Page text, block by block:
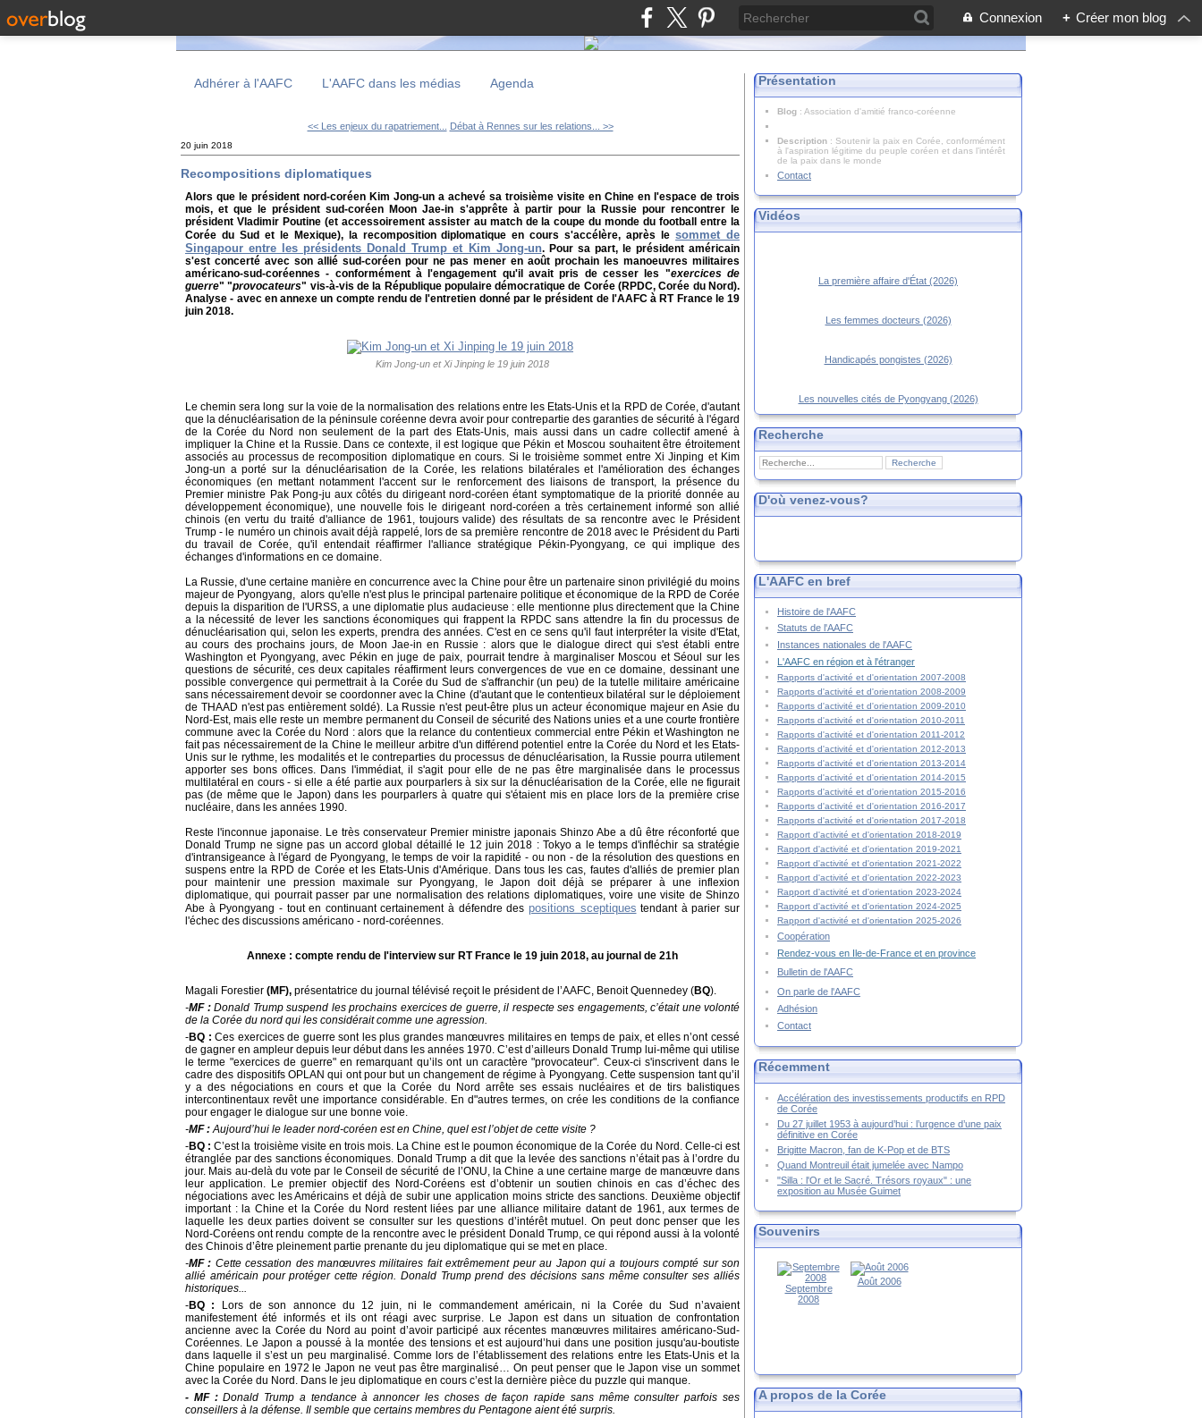
Connexion + Créer mon blog
Adhérer à l'AAFC L'AAFC dans les médias Agenda
<< Les enjeux du rapatriement... Débat à Rennes sur les relations... >>
20 juin 2018
Recompositions diplomatiques
Alors que le président nord-coréen Kim Jong-un a achevé sa troisième visite en Chine en l'espace de trois
mois, et que le président sud-coréen Moon Jae-in s'apprête à partir pour la Russie pour rencontrer le
président Vladimir Poutine (et accessoirement assister au match de la coupe du monde du football entre la
Corée du Sud et le Mexique), la recomposition diplomatique en cours s'accélère, après lesommet de
Singapour entre les présidents Donald Trump et Kim Jong-un. Pour sa part, le président américain
s'est concerté avec son allié sud-coréen pour ne pas mener en août prochain les manoeuvres militaires
américano-sud-coréennes - conformément à l'engagement qu'il avait pris de cesser les "exercices de
guerre" "provocateurs" vis-à-vis de la République populaire démocratique de Corée (RPDC, Corée du Nord).
Analyse - avec en annexe un compte rendu de l'entretien donné par le président de l'AAFC à RT France le 19
juin 2018.
Kim Jong-un et Xi Jinping le 19 juin 2018
Le chemin sera long sur la voie de la normalisation des relations entre les Etats-Unis et la RPD de Corée, d'autant
que la dénucléarisation de la péninsule coréenne devra avoir pour contrepartie des garanties de sécurité à l'égard
de la Corée du Nord non seulement de la part des Etats-Unis, mais aussi dans un cadre collectif amené à
impliquer la Chine et la Russie. Dans ce contexte, il est logique que Pékin et Moscou souhaitent être étroitement
associés au processus de recomposition diplomatique en cours. Si le troisième sommet entre Xi Jinping et Kim
Jong-un a porté sur la dénucléarisation de la Corée, les relations bilatérales et l'amélioration des échanges
économiques (en mettant notamment l'accent sur le renforcement des liaisons de transport, la présence du
Premier ministre Pak Pong-ju aux côtés du dirigeant nord-coréen étant symptomatique de la priorité donnée au
développement économique), une nouvelle fois le dirigeant nord-coréen a très certainement informé son allié
chinois (en vertu du traité d'alliance de 1961, toujours valide) des résultats de sa rencontre avec le Président
Trump - le numéro un chinois avait déjà rappelé, lors de sa première rencontre de 2018 avec le Président du Parti
du travail de Corée, qu'il entendait réaffirmer l'alliance stratégique Pékin-Pyongyang, ce qui implique des
échanges d'informations en ce domaine.
La Russie, d'une certaine manière en concurrence avec la Chine pour être un partenaire sinon privilégié du moins
majeur de Pyongyang, alors qu'elle n'est plus le principal partenaire politique et économique de la RPD de Corée
depuis la disparition de l'URSS, a une diplomatie plus audacieuse : elle mentionne plus directement que la Chine
a la nécessité de lever les sanctions économiques qui frappent la RPDC sans attendre la fin du processus de
dénucléarisation qui, selon les experts, prendra des années. C'est en ce sens qu'il faut interpréter la visite d'Etat,
au cours des prochains jours, de Moon Jae-in en Russie : alors que le dialogue direct qui s'est établi entre
Washington et Pyongyang, avec Pékin en juge de paix, pourrait tendre à marginaliser Moscou et Séoul sur les
questions de sécurité, ces deux capitales réaffirment leurs convergences de vue en ce domaine, dessinant une
possible convergence qui permettrait à la Corée du Sud de s'affranchir (un peu) de la tutelle militaire américaine
sans nécessairement devoir se coordonner avec la Chine (d'autant que le contentieux bilatéral sur le déploiement
de THAAD n'est pas entièrement soldé). La Russie n'est peut-être plus un acteur économique majeur en Asie du
Nord-Est, mais elle reste un membre permanent du Conseil de sécurité des Nations unies et a une courte frontière
commune avec la Corée du Nord : alors que la relance du contentieux commercial entre Pékin et Washington ne
fait pas nécessairement de la Chine le meilleur arbitre d'un différend potentiel entre la Corée du Nord et les Etats-
Unis sur le rythme, les modalités et le contreparties du processus de dénucléarisation, la Russie pourra utilement
apporter ses bons offices. Dans l'immédiat, il s'agit pour elle de ne pas être marginalisée dans le processus
multilatéral en cours - si elle a été partie aux pourparlers à six sur la dénucléarisation de la Corée, elle ne figurait
pas (de même que le Japon) dans les pourparlers à quatre qui s'étaient mis en place lors de la première crise
nucléaire, dans les années 1990.
Reste l'inconnue japonaise. Le très conservateur Premier ministre japonais Shinzo Abe a dû être réconforté que
Donald Trump ne signe pas un accord global détaillé le 12 juin 2018 : Tokyo a le temps d'infléchir sa stratégie
d'intransigeance à l'égard de Pyongyang, le temps de voir la rapidité - ou non - de la résolution des questions en
suspens entre la RPD de Corée et les Etats-Unis d'Amérique. Dans tous les cas, fautes d'alliés de premier plan
pour maintenir une pression maximale sur Pyongyang, le Japon doit déjà se préparer à une inflexion
diplomatique, qui pourrait passer par une normalisation des relations diplomatiques, voire une visite de Shinzo
Abe à Pyongyang - tout en continuant certainement à défendre des positions sceptiques tendant à parier sur
l'échec des discussions américano - nord-coréennes.
Annexe : compte rendu de l'interview sur RT France le 19 juin 2018, au journal de 21h
Magali Forestier (MF), présentatrice du journal télévisé reçoit le président de l’AAFC, Benoit Quennedey (BQ).
-MF : Donald Trump suspend les prochains exercices de guerre, il respecte ses engagements, c’était une volonté
de la Corée du nord qui les considérait comme une agression.
-BQ :Ces exercices de guerre sont les plus grandes manœuvres militaires en temps de paix, et elles n’ont cessé
de gagner en ampleur depuis leur début dans les années 1970. C’est d’ailleurs Donald Trump lui-même qui utilise
le terme "exercices de guerre" en remarquant qu’ils ont un caractère "provocateur". Ceux-ci s'inscrivent dans le
cadre des dispositifs OPLAN qui ont pour but un changement de régime à Pyongyang. Cette suspension tant qu’il
y a des négociations en cours et que la Corée du Nord arrête ses essais nucléaires et de tirs balistiques
intercontinentaux revêt une importance considérable. En d"autres termes, on crée les conditions de la confiance
pour engager le dialogue sur une bonne voie.
-MF :Aujourd’hui le leader nord-coréen est en Chine, quel est l’objet de cette visite ?
-BQ :C’est la troisième visite en trois mois. La Chine est le poumon économique de la Corée du Nord. Celle-ci est
étranglée par des sanctions économiques. Donald Trump a dit que la levée des sanctions n’était pas à l’ordre du
jour. Mais au-delà du vote par le Conseil de sécurité de l’ONU, la Chine a une certaine marge de manœuvre dans
leur application. Le premier objectif des Nord-Coréens est d’obtenir un soutien chinois en cas d’échec des
négociations avec les Américains et déjà de subir une application moins stricte des sanctions. Deuxième objectif
important : la Chine et la Corée du Nord restent liées par une alliance militaire datant de 1961, aux termes de
laquelle les deux parties doivent se consulter sur les questions d’intérêt mutuel. On peut donc penser que les
Nord-Coréens ont rendu compte de la rencontre avec le président Donald Trump, ce qui répond aussi à la volonté
des Chinois d’être pleinement partie prenante du jeu diplomatique qui se met en place.
-MF : Cette cessation des manœuvres militaires fait extrêmement peur au Japon qui a toujours compté sur son
allié américain pour protéger cette région. Donald Trump prend des décisions sans même consulter ses alliés
historiques...
-BQ :
Lors de son annonce du 12 juin, ni le commandement américain, ni la Corée du Sud n’avaient
manifestement été informés et ils ont réagi avec surprise. Le Japon est dans un situation de confrontation
ancienne avec la Corée du Nord au point d’avoir participé aux récentes manœuvres militaires américano-Sud-
Coréennes. Le Japon a poussé à la montée des tensions et est aujourd’hui dans une position jusqu'au-boutiste
dans laquelle il s’est un peu marginalisé. Comme lors de l’établissement des relations entre les Etats-Unis et la
Chine populaire en 1972 le Japon ne veut pas être marginalisé… On peut penser que le Japon vise un sommet
avec la Corée du Nord. Dans le jeu diplomatique en cours c’est la dernière pièce du puzzle qui manque.
- MF :Donald Trump a tendance à annoncer les choses de façon rapide sans même consulter parfois ses
conseillers à la défense. Il semble que certains membres du Pentagone aient été surpris.
Présentation
Blog : Association d'amitié franco-coréenne
Description : Soutenir la paix en Corée, conformément
à l'aspiration légitime du peuple coréen et dans l’intérêt
de la paix dans le monde
Contact
Vidéos
La première affaire d'État (2026)
Les femmes docteurs (2026)
Handicapés pongistes (2026)
Les nouvelles cités de Pyongyang (2026)
Recherche
D'où venez-vous?
L'AAFC en bref
Histoire de l'AAFC
Statuts de l'AAFC
Instances nationales de l'AAFC
L'AAFC en région et à l'étranger
Rapports d'activité et d'orientation 2007-2008
Rapports d'activité et d'orientation 2008-2009
Rapports d'activité et d'orientation 2009-2010
Rapports d'activité et d'orientation 2010-2011
Rapports d'activité et d'orientation 2011-2012
Rapports d'activité et d'orientation 2012-2013
Rapports d'activité et d'orientation 2013-2014
Rapports d'activité et d'orientation 2014-2015
Rapports d'activité et d'orientation 2015-2016
Rapports d'activité et d'orientation 2016-2017
Rapports d'activité et d'orientation 2017-2018
Rapport d'activité et d'orientation 2018-2019
Rapport d'activité et d'orientation 2019-2021
Rapport d'activité et d'orientation 2021-2022
Rapport d'activité et d'orientation 2022-2023
Rapport d'activité et d'orientation 2023-2024
Rapport d'activité et d'orientation 2024-2025
Rapport d'activité et d'orientation 2025-2026
Coopération
Rendez-vous en Ile-de-France et en province
Bulletin de l'AAFC
On parle de l'AAFC
Adhésion
Contact
Récemment
Accélération des investissements productifs en RPD
de Corée
Du 27 juillet 1953 à aujourd’hui : l’urgence d’une paix
définitive en Corée
Brigitte Macron, fan de K-Pop et de BTS
Quand Montreuil était jumelée avec Nampo
"Silla : l'Or et le Sacré. Trésors royaux" : une
exposition au Musée Guimet
Souvenirs
Septembre
2008
Août 2006
A propos de la Corée